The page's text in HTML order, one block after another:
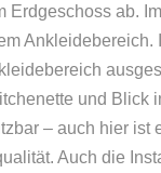
Erdgeschoss ab.
und Blick
– auch hier
Auch die